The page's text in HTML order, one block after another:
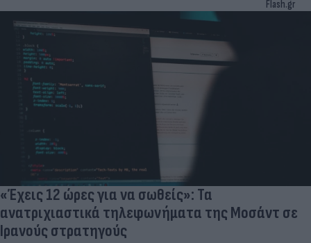
Flash.gr
«Έχεις 12 ώρες για να σωθείς»: Τα
ανατριχιαστικά τηλεφωνήματα της Μοσάντ σε
Ιρανούς στρατηγούς